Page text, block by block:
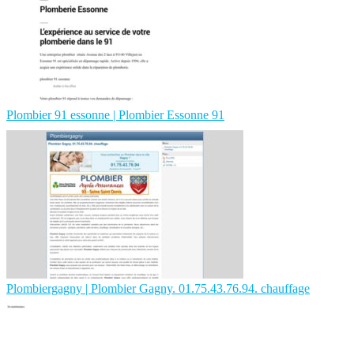
Plombier 91 essonne | Plombier Essonne 91
Plom­bier­gagny | Plombier Gagny. 01.75.43.76.94. chauffage